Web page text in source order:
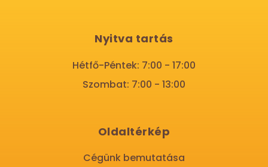
Nyitva tartás
Hétfő-Péntek: 7:00 - 17:00
Szombat: 7:00 - 13:00
Oldaltérkép
Cégünk bemutatása